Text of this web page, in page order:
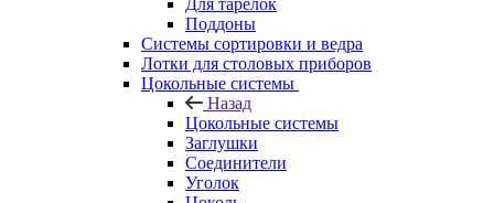
Для тарелок
Поддоны
Системы сортировки и ведра
Лотки для столовых приборов
Цокольные системы
Назад
Цокольные системы
Заглушки
Соединители
Уголок